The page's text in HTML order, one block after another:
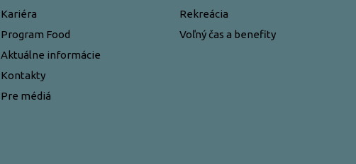
Kariéra
Program Food
Aktuálne informácie
Kontakty
Pre médiá
Rekreácia
Voľný čas a benefity